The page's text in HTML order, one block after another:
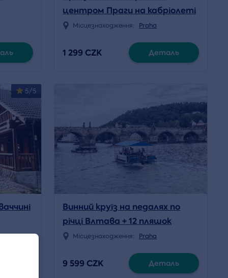
центром Праги на кабріолеті
BMW Z4
Місцезнаходження: Praha
1 299 CZK Деталь
5/5
Винний круїз на педалях по
річці Влтава + 12 пляшок
просекко
Місцезнаходження: Praha
9 599 CZK Деталь